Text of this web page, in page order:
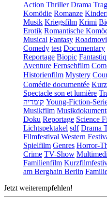
Action Thriller Drama
Komödie Romanze
Musik Kriegsfilm Krimi
Erotik Romantische
Musical Fantasy
Comedy test Documentary
Reportage Biopic
Aventure Fernsehfilm
Historienfilm Mystery
Comédie documentée
Spectacle son et lumière
קומדיה Young-Fiction-
Musikfilm
Doku Reportage Science
Lichtspektakel sdf Drama
Filmfestival Western
Spielfilm Genres Horror-
Crime TV-Show
Familienfilm
am Berghain Berlin
Jetzt weiterempfehlen!